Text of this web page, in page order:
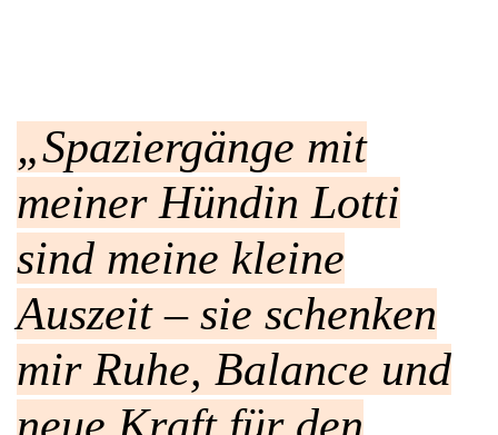
„Spaziergänge mit
meiner Hündin Lotti
sind meine kleine
Auszeit – sie schenken
mir Ruhe, Balance und